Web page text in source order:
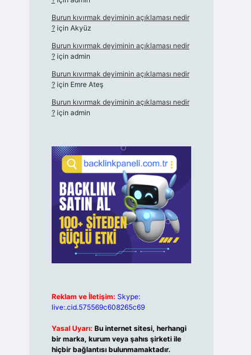
Burun kıvırmak deyiminin açıklaması nedir
?için Akyüz
Burun kıvırmak deyiminin açıklaması nedir
?için admin
Burun kıvırmak deyiminin açıklaması nedir
?için Emre Ateş
Burun kıvırmak deyiminin açıklaması nedir
?için admin
Reklam ve İletişim: Skype:
live:.cid.575569c608265c69
Yasal Uyarı: Bu internet sitesi, herhangi
bir marka, kurum veya şahıs şirketi ile
hiçbir bağlantısı bulunmamaktadır.